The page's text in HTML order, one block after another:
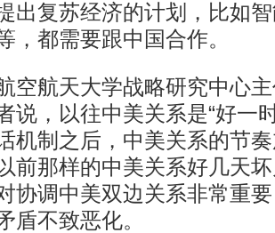
出复苏经济的计划，比如
，都需要跟中国合作。
航天大学战略研究中心主
说，以往中美关系是“好一
机制之后，中美关系的节
前那样的中美关系好几天
协调中美双边关系非常重
盾不致恶化。